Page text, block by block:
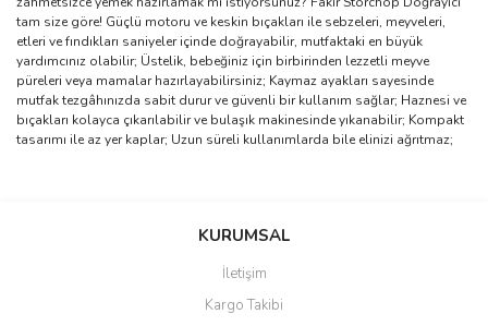
tam size göre! Güçlü motoru ve keskin bıçakları ile sebzeleri, meyveleri,
etleri ve fındıkları saniyeler içinde doğrayabilir, mutfaktaki en büyük
yardımcınız olabilir; Üstelik, bebeğiniz için birbirinden lezzetli meyve
püreleri veya mamalar hazırlayabilirsiniz; Kaymaz ayakları sayesinde
mutfak tezgâhınızda sabit durur ve güvenli bir kullanım sağlar; Haznesi ve
bıçakları kolayca çıkarılabilir ve bulaşık makinesinde yıkanabilir; Kompakt
tasarımı ile az yer kaplar; Uzun süreli kullanımlarda bile elinizi ağrıtmaz;
Bu ürüne ilk yorumu siz yapın!
Ürün resmi kalitesiz, bozuk veya görüntülenemiyor.
KURUMSAL
İletişim
Kargo Takibi